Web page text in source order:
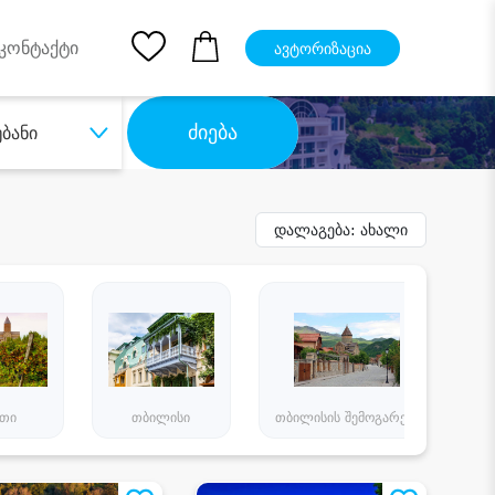
კონტაქტი ავტორიზაცია
ძიება
დალაგება: ახალი
თბილისი თბილისის შემოგარენი